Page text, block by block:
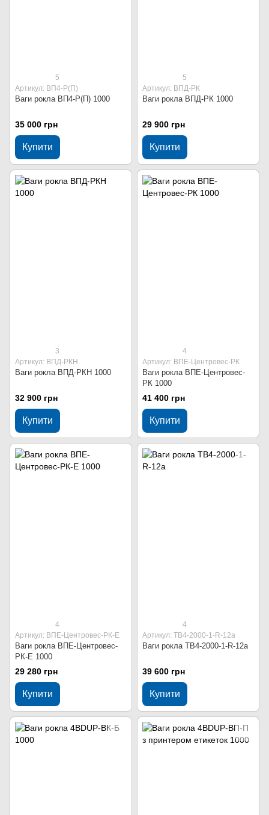
5
Артикул: ВП4-Р(П)
Ваги рокла ВП4-Р(П) 1000
35 000 грн
Купити
5
Артикул: ВПД-РК
Ваги рокла ВПД-РК 1000
29 900 грн
Купити
3
Артикул: ВПД-РКН
Ваги рокла ВПД-РКН 1000
32 900 грн
Купити
4
Артикул: ВПЕ-Центровес-РК
Ваги рокла ВПЕ-Центровес-
РК 1000
41 400 грн
Купити
4
Артикул: ВПЕ-Центровес-РК-Е
Ваги рокла ВПЕ-Центровес-
РК-Е 1000
29 280 грн
Купити
4
Артикул: ТВ4-2000-1-R-12a
Ваги рокла ТВ4-2000-1-R-12a
39 600 грн
Купити